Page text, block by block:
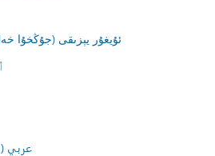
ئۇيغۇر يېزىقى (جۇڭخۇا
عربي